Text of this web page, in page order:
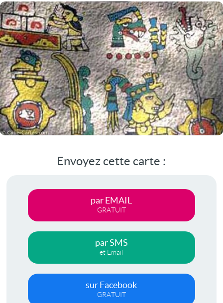
Envoyez cette carte :
par EMAIL
GRATUIT
par SMS
et Email
sur Facebook
GRATUIT